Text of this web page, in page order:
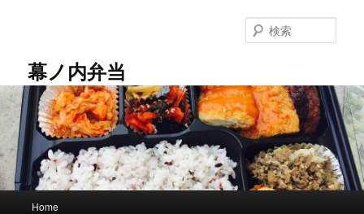
テ
ン
へ
移
動
幕ノ内弁当
索
Home